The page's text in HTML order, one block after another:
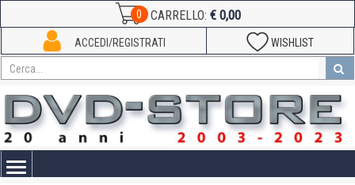
0 CARRELLO: € 0,00
WISHLIST
ACCEDI/REGISTRATI
Toggle